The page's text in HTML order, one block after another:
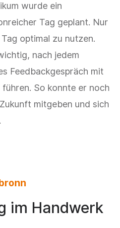
wurde ein
Tag geplant. Nur
optimal zu nutzen.
nach jedem
Feedbackgespräch mit
So konnte er noch
mitgeben und sich
im Handwerk